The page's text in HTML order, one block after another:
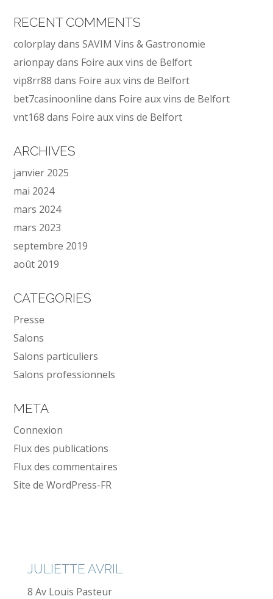
RECENT COMMENTS
colorplaydansSAVIM Vins & Gastronomie
arionpaydans Foire aux vins de Belfort
vip8rr88 dans Foire aux vins de Belfort
bet7casinoonline dans Foire aux vins de Belfort
vnt168 dans Foire aux vins de Belfort
ARCHIVES
janvier 2025
mai 2024
mars 2024
mars 2023
septembre 2019
août 2019
CATEGORIES
Presse
Salons
Salons particuliers
Salons professionnels
META
Connexion
Flux des publications
Flux des commentaires
Site de WordPress-FR
JULIETTE AVRIL
8 Av Louis Pasteur